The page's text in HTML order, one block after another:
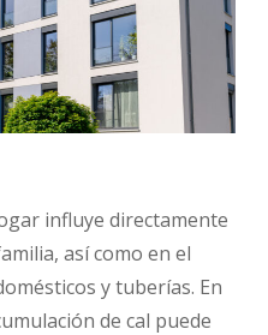
influye directamente
así como en el
y tuberías. En
de cal puede